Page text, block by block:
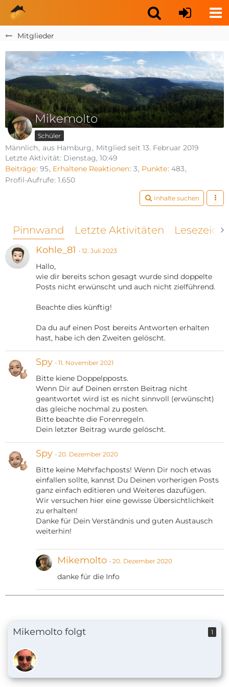
Mitglieder
Mikemolto
Schüler
Männlich aus Hamburg
Mitglied seit 13. Februar 2019
Letzte Aktivität: Dienstag, 10:49
Beiträge 95 Erhaltene Reaktionen 3 Punkte 483
Profil-Aufrufe 1.650
Inhalte suchen
Pinnwand Letzte Aktivitäten
Kohle_81 12. Juli 2023
Hallo,
wie dir bereits schon gesagt wurde sind doppelte
Posts nicht erwünscht und auch nicht zielführend.
Beachte dies künftig!
Da du auf einen Post bereits Antworten erhalten
hast, habe ich den Zweiten gelöscht.
Spy 11. November 2021
Bitte kiene Doppelpposts.
Wenn Dir auf Deinen errsten Beitrag nicht
geantwortet wird ist es nicht sinnvoll (erwünscht)
das gleiche nochmal zu posten.
Bitte beachte die Forenregeln.
Dein letzter Beitrag wurde gelöscht.
Spy 20. Dezember 2020
Bitte keine Mehrfachposts! Wenn Dir noch etwas
einfallen sollte, kannst Du Deinen vorherigen Posts
ganz einfach editieren und Weiteres dazufügen.
Wir versuchen hier eine gewisse Übersichtlichkeit
zu erhalten!
Danke für Dein Verständnis und guten Austausch
weiterhin!
Mikemolto 20. Dezember 2020
danke für die Info
Mikemolto folgt 1